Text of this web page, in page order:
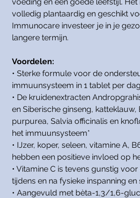
volledig plantaardig en geschikt
Immunocare investeer je in je
langere termijn.
Voordelen:
• Sterke formule voor de
immuunsysteem in 1 tablet per dag
• De kruidenextracten
en Siberische ginseng, katteklauw,
purpurea, Salvia officinalis en
het immuunsysteem*
• IJzer, koper, seleen, vitamine A,
hebben een positieve invloed op
• Vitamine C is tevens gunstig
tijdens en na fysieke inspanning en
• Aangevuld met bèta-1,3/1,6-